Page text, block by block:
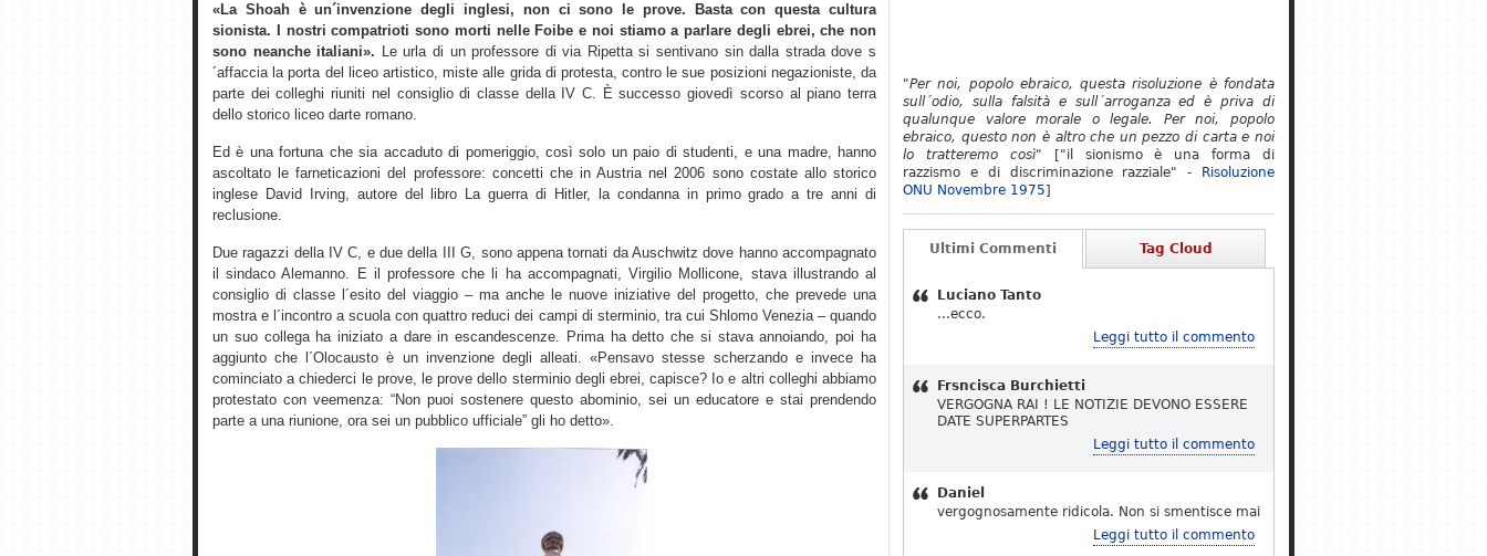
«La Shoah è un´invenzione degli inglesi, non ci sono le prove. Basta con questa cultura
sionista. I nostri compatrioti sono morti nelle Foibe e noi stiamo a parlare degli ebrei, che non
sono neanche italiani». Le urla di un professore di via Ripetta si sentivano sin dalla strada dove s
´affaccia la porta del liceo artistico, miste alle grida di protesta, contro le sue posizioni negazioniste, da
parte dei colleghi riuniti nel consiglio di classe della IV C. È successo giovedì scorso al piano terra
dello storico liceo darte romano.
Ed è una fortuna che sia accaduto di pomeriggio, così solo un paio di studenti, e una madre, hanno
ascoltato le farneticazioni del professore: concetti che in Austria nel 2006 sono costate allo storico
inglese David Irving, autore del libro La guerra di Hitler, la condanna in primo grado a tre anni di
reclusione.
Due ragazzi della IV C, e due della III G, sono appena tornati da Auschwitz dove hanno accompagnato
il sindaco Alemanno. E il professore che li ha accompagnati, Virgilio Mollicone, stava illustrando al
consiglio di classe l´esito del viaggio – ma anche le nuove iniziative del progetto, che prevede una
mostra e l´incontro a scuola con quattro reduci dei campi di sterminio, tra cui Shlomo Venezia – quando
un suo collega ha iniziato a dare in escandescenze. Prima ha detto che si stava annoiando, poi ha
aggiunto che l´Olocausto è un invenzione degli alleati. «Pensavo stesse scherzando e invece ha
cominciato a chiederci le prove, le prove dello sterminio degli ebrei, capisce? Io e altri colleghi abbiamo
protestato con veemenza: “Non puoi sostenere questo abominio, sei un educatore e stai prendendo
parte a una riunione, ora sei un pubblico ufficiale” gli ho detto».
"Per noi, popolo ebraico, questa risoluzione è fondata
sull´odio, sulla falsità e sull´arroganza ed è priva di
qualunque valore morale o legale. Per noi, popolo
ebraico, questo non è altro che un pezzo di carta e noi
lo tratteremo così" ["il sionismo è una forma di
razzismo e di discriminazione razziale" -
Risoluzione
ONU Novembre 1975]
Ultimi Commenti Tag Cloud
Luciano Tanto
...ecco.
Leggi tutto il commento
Frsncisca Burchietti
VERGOGNA RAI ! LE NOTIZIE DEVONO ESSERE
DATE SUPERPARTES
Leggi tutto il commento
Daniel
vergognosamente ridicola. Non si smentisce mai
Leggi tutto il commento